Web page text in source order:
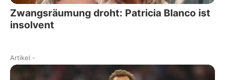
Zwangsräumung droht: Patricia Blanco ist
insolvent
Artikel -